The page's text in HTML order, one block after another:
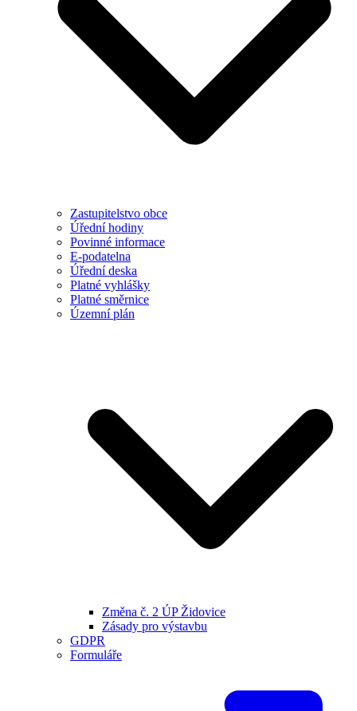
Zastupitelstvo obce
Úřední hodiny
Povinné informace
E-podatelna
Úřední deska
Platné vyhlášky
Platné směrnice
Územní plán
Změna č. 2 ÚP Židovice
Zásady pro výstavbu
GDPR
Formuláře